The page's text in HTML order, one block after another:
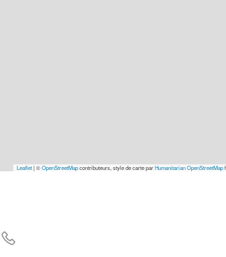
Leaflet|©OpenStreetMapcontributeurs, style de carte parHumanitarian OpenStreetMap